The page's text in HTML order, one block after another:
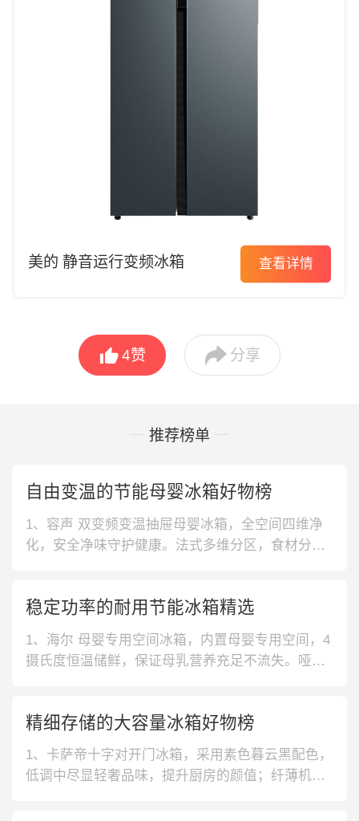
美的 静音运行变频冰箱 查看详情
4赞  分享
推荐榜单
自由变温的节能母婴冰箱好物榜
1、容声 双变频变温抽屉母婴冰箱，全空间四维净
化，安全净味守护健康。法式多维分区，食材分类
冰箱，尊享专储空间，彩妆、珍品新鲜呵护。贵金
属触媒实现全空间高效分解异味，大容量分区储
存，专属母婴变温空间，贴心呵护宝宝食
稳定功率的耐用节能冰箱精选
1、海尔 母婴专用空间冰箱，内置母婴专用空间，4
摄氏度恒温储鲜，保证母乳营养充足不流失。哑光
能时刻知晓机体的工作状态，便于随时调节。隐藏
式把手，打造一体式柔和美感，融合橱柜更自然。
3、海尔 一级双变频冰箱，采
精细存储的大容量冰箱好物榜
1、卡萨帝十字对开门冰箱，采用素色暮云黑配色，
低调中尽显轻奢品味，提升厨房的颜值；纤薄机